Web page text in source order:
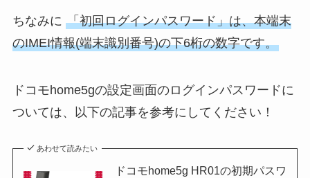
ちなみに 「初回ログインパスワード」は、本端末
のIMEI情報(端末識別番号)の下6桁の数字です。
ドコモhome5gの設定画面のログインパスワードに
ついては、以下の記事を参考にしてください！
あわせて読みたい
ドコモhome5g HR01の初期パスワ